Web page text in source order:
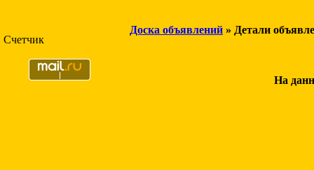
Счетчик
Доска объявлений » Детали
На